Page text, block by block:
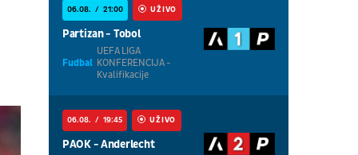
06.08. 21:00 UŽIVO
Partizan - Tobol
Fudbal
UEFA LIGA
KONFERENCIJA -
Kvalifikacije
06.08. 19:45 UŽIVO
PAOK - Anderlecht